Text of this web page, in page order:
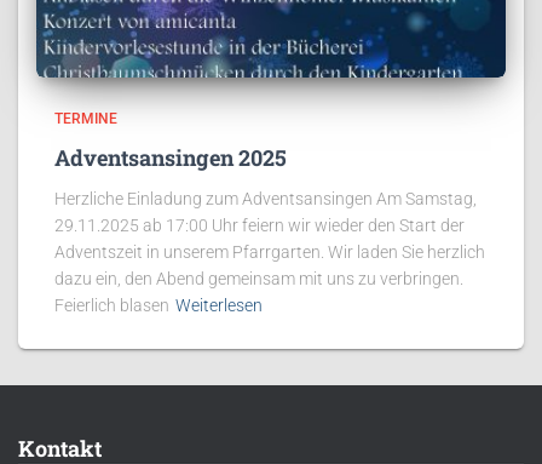
TERMINE
Adventsansingen 2025
Herzliche Einladung zum Adventsansingen Am Samstag,
29.11.2025 ab 17:00 Uhr feiern wir wieder den Start der
Adventszeit in unserem Pfarrgarten. Wir laden Sie herzlich
dazu ein, den Abend gemeinsam mit uns zu verbringen.
Feierlich blasen Weiterlesen
Kontakt